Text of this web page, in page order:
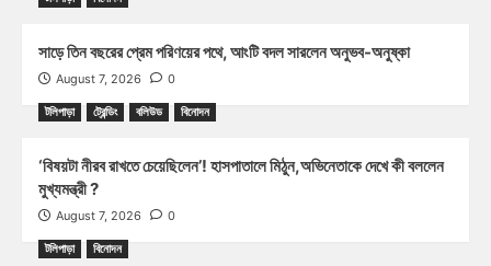
সাড়ে তিন বছরের প্রেম পরিণয়ের পথে, আংটি বদল সারলেন অনুভব-অনুষ্কা
August 7, 2026 0
টলিপাড়া ট্রেন্ডিং বলিউড বিনোদন
‘বিষয়টা নীরব রাখতে চেয়েছিলেন’! হাসপাতালে মিঠুন,অভিনেতাকে দেখে কী বললেন
মুখ্যমন্ত্রী ?
August 7, 2026 0
টলিপাড়া বিনোদন